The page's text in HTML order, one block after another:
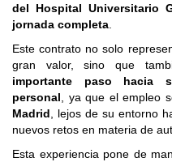
del Hospital Universitario
jornada completa
Este contrato no solo
gran valor, sino que
importante paso hacia
personal , ya que el empleo
Madrid , lejos de su entorno
nuevos retos en materia de
Esta experiencia pone de